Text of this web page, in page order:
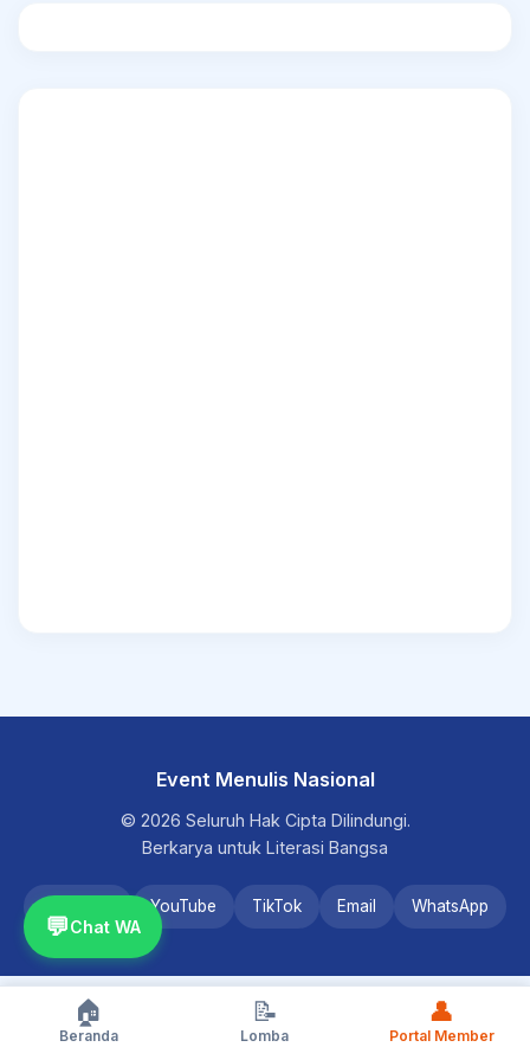
Event Menulis Nasional
© 2026 Seluruh Hak Cipta Dilindungi.
Berkarya untuk Literasi Bangsa
YouTube TikTok Email WhatsApp
💬Chat WA
🏠
Beranda
📝
Lomba
👤
Portal Member